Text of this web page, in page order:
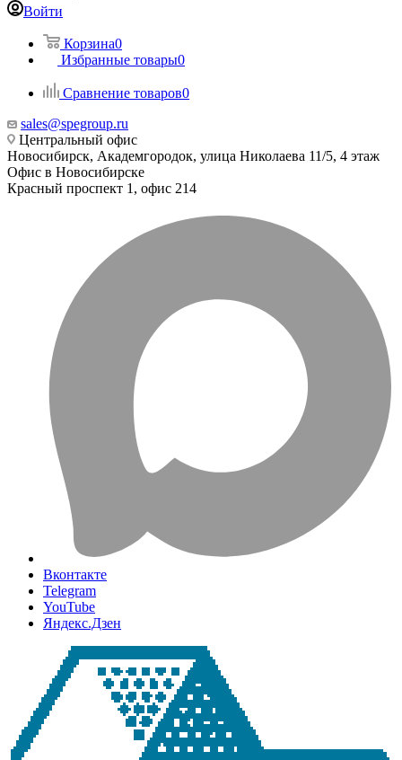
Войти
Корзина0
Избранные товары0
Сравнение товаров0
sales@spegroup.ru
Центральный офис
Новосибирск, Академгородок, улица Николаева 11/5, 4 этаж
Офис в Новосибирске
Красный проспект 1, офис 214
Вконтакте
Telegram
YouTube
Яндекс.Дзен